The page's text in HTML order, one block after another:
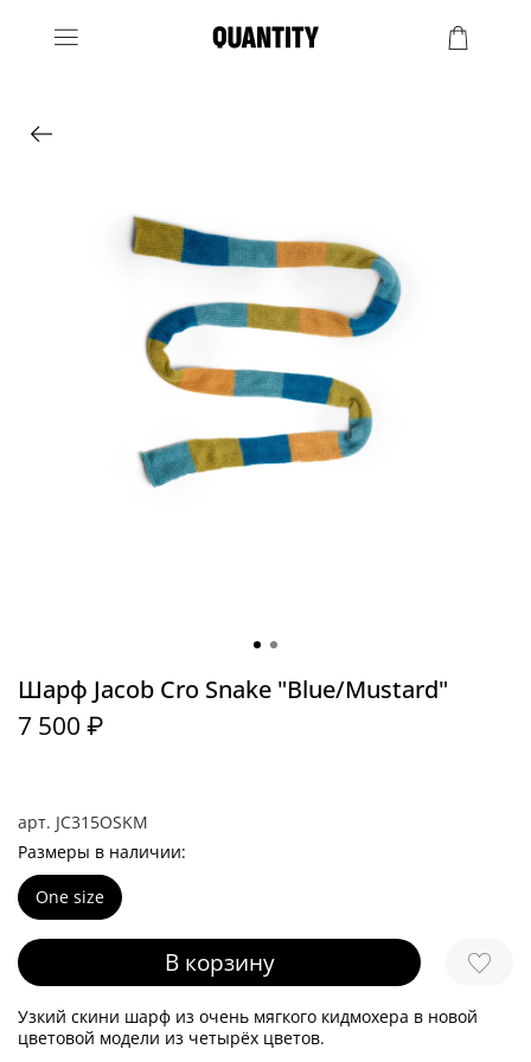
арт. JC315OSKM
Шарф Jacob Cro Snake "Blue/Mustard"
7 500 ₽
В корзину
Размеры в наличии:
One size
Узкий скини шарф из очень мягкого кидмохера в новой
цветовой модели из четырёх цветов.